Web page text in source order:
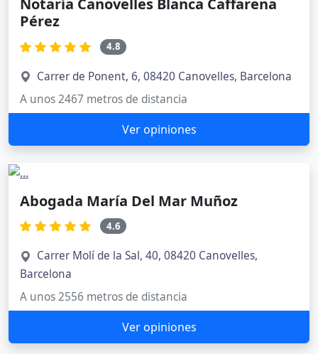
Notaría Canovelles Blanca Caffarena
Pérez
4.8
Carrer de Ponent, 6, 08420 Canovelles, Barcelona
A unos 2467 metros de distancia
Ver opiniones
Abogada María Del Mar Muñoz
4.6
Carrer Molí de la Sal, 40, 08420 Canovelles,
Barcelona
A unos 2556 metros de distancia
Ver opiniones